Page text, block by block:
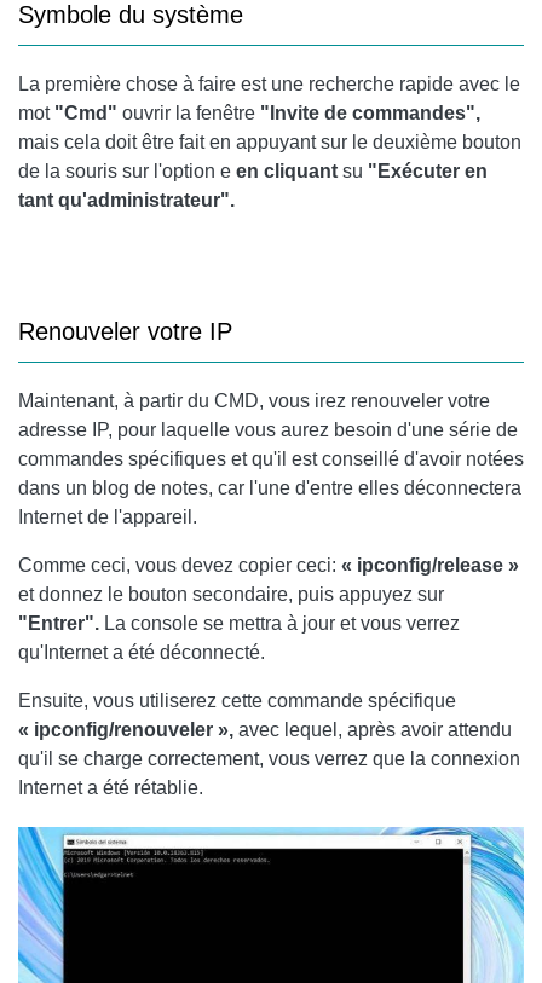
Symbole du système
La première chose à faire est une recherche rapide avec le
mot "Cmd" ouvrir la fenêtre "Invite de commandes",
mais cela doit être fait en appuyant sur le deuxième bouton
de la souris sur l'option e en cliquant su "Exécuter en
tant qu'administrateur".
Renouveler votre IP
Maintenant, à partir du CMD, vous irez renouveler votre
adresse IP, pour laquelle vous aurez besoin d'une série de
commandes spécifiques et qu'il est conseillé d'avoir notées
dans un blog de notes, car l'une d'entre elles déconnectera
Internet de l'appareil.
Comme ceci, vous devez copier ceci: « ipconfig/release »
et donnez le bouton secondaire, puis appuyez sur
"Entrer". La console se mettra à jour et vous verrez
qu'Internet a été déconnecté.
Ensuite, vous utiliserez cette commande spécifique
« ipconfig/renouveler », avec lequel, après avoir attendu
qu'il se charge correctement, vous verrez que la connexion
Internet a été rétablie.